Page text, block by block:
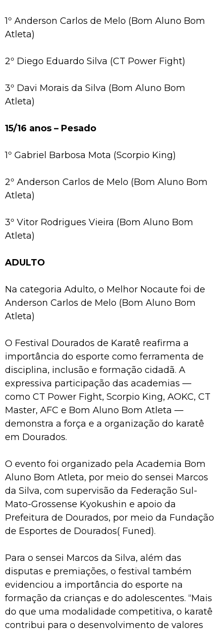
1º Anderson Carlos de Melo (Bom Aluno Bom
Atleta)
2º Diego Eduardo Silva (CT Power Fight)
3º Davi Morais da Silva (Bom Aluno Bom
Atleta)
15/16 anos – Pesado
1º Gabriel Barbosa Mota (Scorpio King)
2º Anderson Carlos de Melo (Bom Aluno Bom
Atleta)
3º Vitor Rodrigues Vieira (Bom Aluno Bom
Atleta)
ADULTO
Na categoria Adulto, o Melhor Nocaute foi de
Anderson Carlos de Melo (Bom Aluno Bom
Atleta)
O Festival Dourados de Karatê reafirma a
importância do esporte como ferramenta de
disciplina, inclusão e formação cidadã. A
expressiva participação das academias —
como CT Power Fight, Scorpio King, AOKC, CT
Master, AFC e Bom Aluno Bom Atleta —
demonstra a força e a organização do karatê
em Dourados.
O evento foi organizado pela Academia Bom
Aluno Bom Atleta, por meio do sensei Marcos
da Silva, com supervisão da Federação Sul-
Mato-Grossense Kyokushin e apoio da
Prefeitura de Dourados, por meio da Fundação
de Esportes de Dourados( Funed).
Para o sensei Marcos da Silva, além das
disputas e premiações, o festival também
evidenciou a importância do esporte na
formação da crianças e do adolescentes. “Mais
do que uma modalidade competitiva, o karatê
contribui para o desenvolvimento de valores